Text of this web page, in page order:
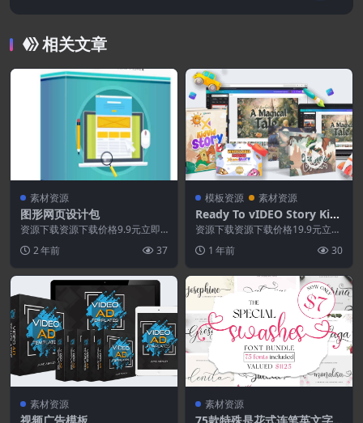
相关文章
素材资源
图形网页设计包
资源下载资源下载价格9.9元立即
2 年前 37
模板资源 素材资源
Ready To vIDEO Story Kid
工具库
资源下载资源下载价格19.9元立即
1 年前 30
素材资源 素材资源